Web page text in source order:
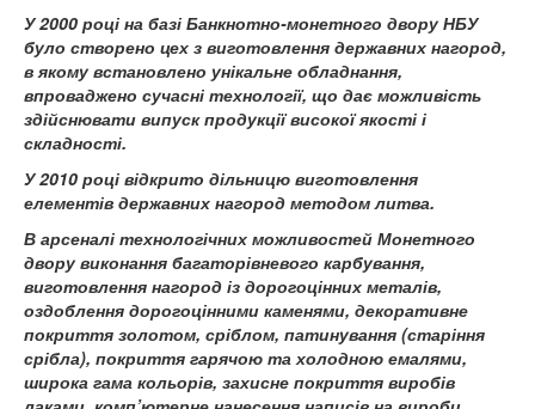
У 2000 році на базі Банкнотно-монетного двору НБУ
було створено цех з виготовлення державних нагород,
в якому встановлено унікальне обладнання,
впроваджено сучасні технології, що дає можливість
здійснювати випуск продукції високої якості і
складності.
У 2010 році відкрито дільницю виготовлення
елементів державних нагород методом литва.
В арсеналі технологічних можливостей Монетного
двору виконання багаторівневого карбування,
виготовлення нагород із дорогоцінних металів,
оздоблення дорогоцінними каменями, декоративне
покриття золотом, сріблом, патинування (старіння
срібла), покриття гарячою та холодною емалями,
широка гама кольорів, захисне покриття виробів